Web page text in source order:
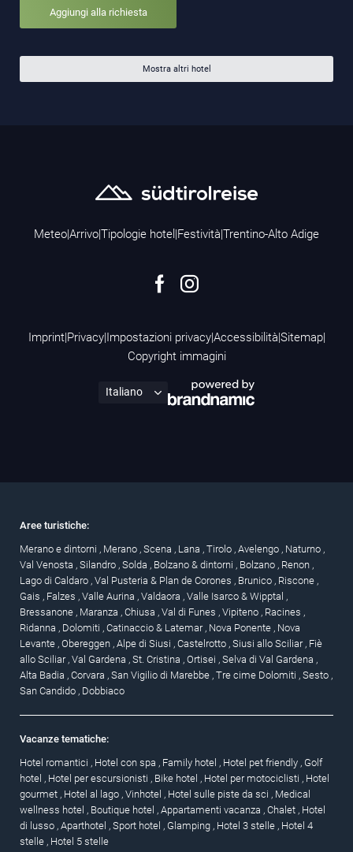
Aggiungi alla richiesta
Mostra altri hotel
Meteo|Arrivo|Tipologie hotel |Festività|Trentino-Alto Adige
Imprint|Privacy|Impostazioni privacy|Accessibilità|Sitemap|
Copyright immagini
Aree turistiche:
Merano e dintorni , Merano , Scena , Lana , Tirolo , Avelengo , Naturno ,
Val Venosta , Silandro , Solda , Bolzano & dintorni , Bolzano , Renon ,
Lago di Caldaro , Val Pusteria & Plan de Corones , Brunico , Riscone ,
Gais , Falzes , Valle Aurina , Valdaora , Valle Isarco & Wipptal ,
Bressanone , Maranza , Chiusa , Val di Funes , Vipiteno , Racines ,
Ridanna , Dolomiti , Catinaccio & Latemar , Nova Ponente , Nova
Levante , Obereggen , Alpe di Siusi , Castelrotto , Siusi allo Sciliar , Fiè
allo Sciliar , Val Gardena , St. Cristina , Ortisei , Selva di Val Gardena ,
Alta Badia , Corvara , San Vigilio di Marebbe , Tre cime Dolomiti , Sesto ,
San Candido , Dobbiaco
Vacanze tematiche:
Hotel romantici , Hotel con spa , Family hotel , Hotel pet friendly , Golf
hotel , Hotel per escursionisti , Bike hotel , Hotel per motociclisti , Hotel
gourmet , Hotel al lago , Vinhotel , Hotel sulle piste da sci , Medical
wellness hotel , Boutique hotel , Appartamenti vacanza , Chalet , Hotel
di lusso , Aparthotel , Sport hotel , Glamping , Hotel 3 stelle , Hotel 4
stelle , Hotel 5 stelle